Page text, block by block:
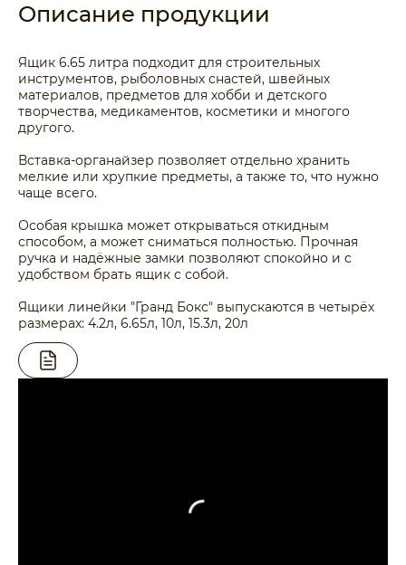
Описание продукции
Ящик 6.65 литра подходит для строительных
инструментов, рыболовных снастей, швейных
материалов, предметов для хобби и детского
творчества, медикаментов, косметики и многого
другого.
Вставка-органайзер позволяет отдельно хранить
мелкие или хрупкие предметы, а также то, что нужно
чаще всего.
Особая крышка может открываться откидным
способом, а может сниматься полностью. Прочная
ручка и надёжные замки позволяют спокойно и с
удобством брать ящик с собой.
Ящики линейки "Гранд Бокс" выпускаются в четырёх
размерах: 4.2л, 6.65л, 10л, 15.3л, 20л